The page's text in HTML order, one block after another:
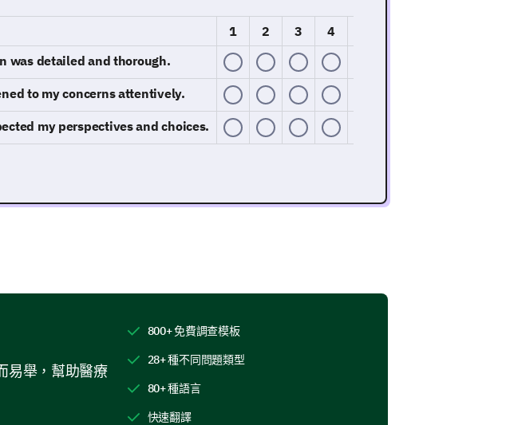
1 2 3 4
was detailed and thorough.
to my concerns attentively.
my perspectives and choices.
Care
weekly Monthly Bimonthly
during your maternity care? Please select all
comment box to provide any additional information.
易舉，幫助醫療
800+ 免費調查模板
28+ 種不同問題類型
80+ 種語言
快速翻譯